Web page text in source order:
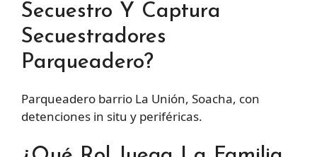
Secuestro Y Captura
Secuestradores
Parqueadero?
Parqueadero barrio La Unión, Soacha, con
detenciones in situ y periféricas.